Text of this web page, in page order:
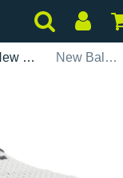
New Balance New Balance 1080 V15 Wide